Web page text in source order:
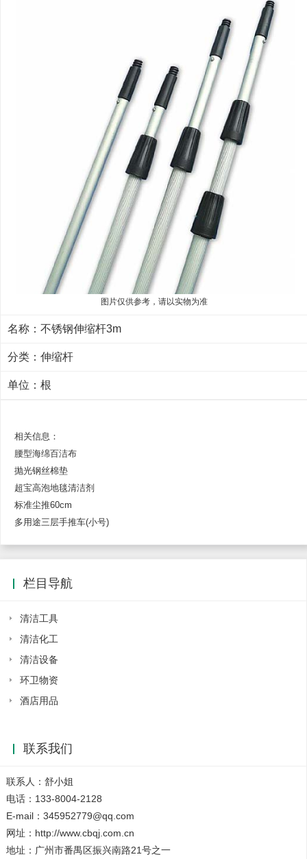
图片仅供参考，请以实物为准
名称：不锈钢伸缩杆3m
分类： 伸缩杆
单位：根
相关信息：
腰型海绵百洁布
抛光钢丝棉垫
超宝高泡地毯清洁剂
标准尘推60cm
多用途三层手推车(小号)
栏目导航
清洁工具
清洁化工
清洁设备
环卫物资
酒店用品
联系我们
联系人：舒小姐
电话：133-8004-2128
E-mail：345952779@qq.com
网址：http://www.cbqj.com.cn
地址：广州市番禺区振兴南路21号之一